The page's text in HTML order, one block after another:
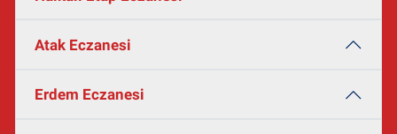
Atak Eczanesi
Erdem Eczanesi